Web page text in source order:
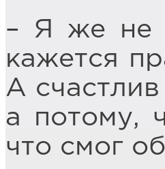
– Я же не
кажется
А
а потому,
что смог